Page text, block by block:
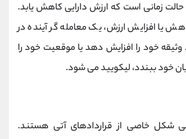
زمانی است که ارزش دارایی کاهش یابد.
یا افزایش ارزش، یک معامله گر آینده در
وثیقه خود را افزایش دهد یا موقعیت خود را
خود ببندد، لیکویید می شود.
شکل خاصی از قراردادهای آتی هستند.